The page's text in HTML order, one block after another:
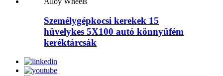
Személygépkocsi kerekek 15
hüvelykes 5X100 autó könnyűfém
keréktárcsák